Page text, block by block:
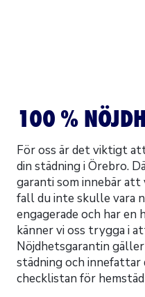
100 %
För oss är det viktigt
din städning i Örebro.
garanti som innebär att
fall du inte skulle vara
engagerade och har en
känner vi oss trygga i
Nöjdhetsgarantin
städning och innefattar
checklistan för